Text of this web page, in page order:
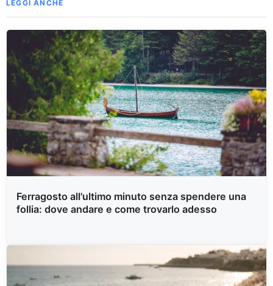
Ferragosto all'ultimo minuto senza spendere una
follia: dove andare e come trovarlo adesso
LEGGI ANCHE